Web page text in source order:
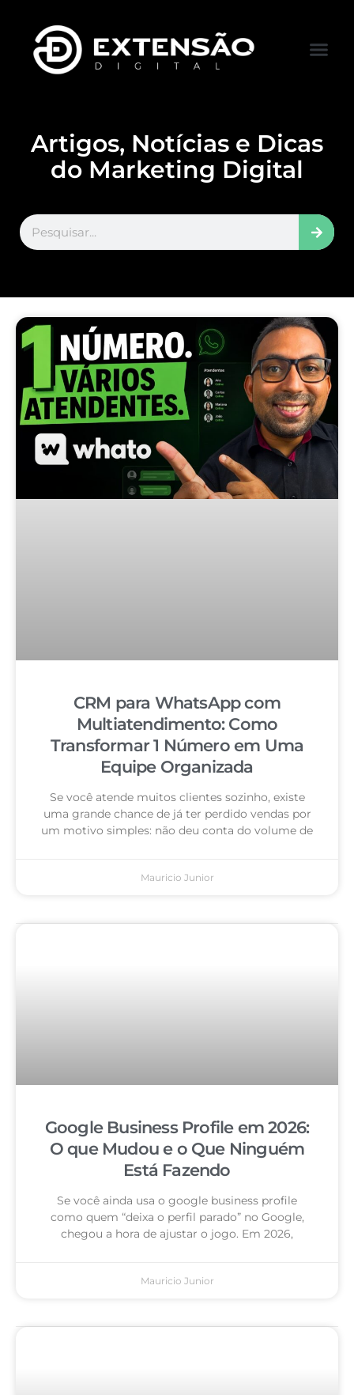
Artigos, Notícias e Dicas
do Marketing Digital
CRM para WhatsApp com
Multiatendimento: Como
Transformar 1 Número em Uma
Equipe Organizada
Se você atende muitos clientes sozinho, existe
uma grande chance de já ter perdido vendas por
um motivo simples: não deu conta do volume de
Mauricio Junior
Google Business Profile em 2026:
O que Mudou e o Que Ninguém
Está Fazendo
Se você ainda usa o google business profile
como quem “deixa o perfil parado” no Google,
chegou a hora de ajustar o jogo. Em 2026,
Mauricio Junior